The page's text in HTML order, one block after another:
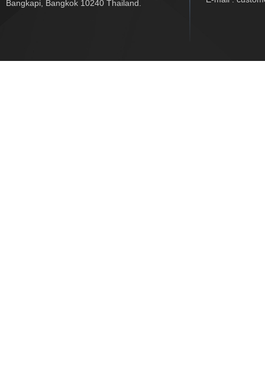
Bangkapi, Bangkok 10240 Thailand.